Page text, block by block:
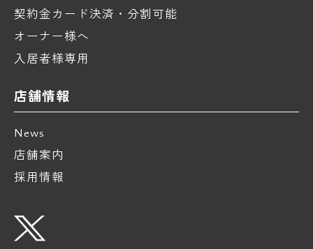
契約金カード決済・分割可能
オーナー様へ
入居者様専用
店舗情報
News
店舗案内
採用情報